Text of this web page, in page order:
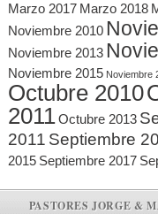
Marzo 2017 Marzo 2018
Noviembre 2010
Noviembre 2013
Noviembre 2015 Noviembre
Octubre 2010
2011Octubre 2013
2011 Septiembre
2015 Septiembre 2017
PASTORES JORGE &